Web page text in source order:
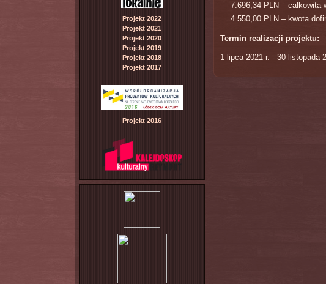
Projekt 2022
Projekt 2021
Projekt 2020
Projekt 2019
Projekt 2018
Projekt 2017
Projekt 2016
7.696,34 PLN – całkowita
4.550,00 PLN – kwota
Termin realizacji projektu:
1 lipca 2021 r. - 30 listopada